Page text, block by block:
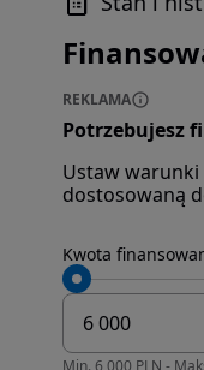
REKLAMA
Potrzebujesz
Ustaw
dostosowaną
Kwota
Min. 6 000 PLN -